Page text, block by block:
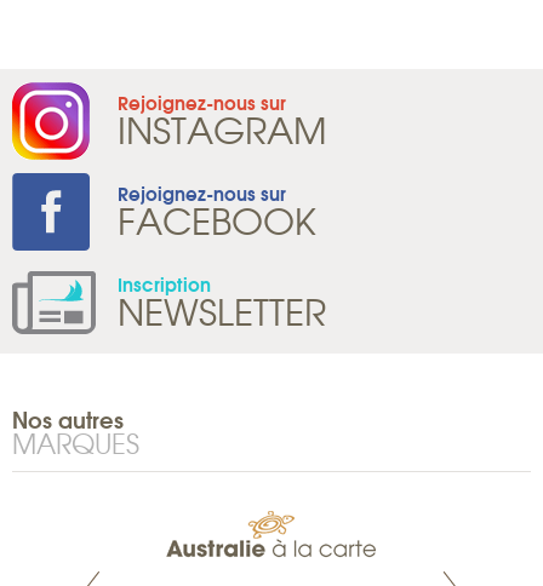
Rejoignez-nous sur
INSTAGRAM
Rejoignez-nous sur
FACEBOOK
Inscription
NEWSLETTER
Nos autres
MARQUES